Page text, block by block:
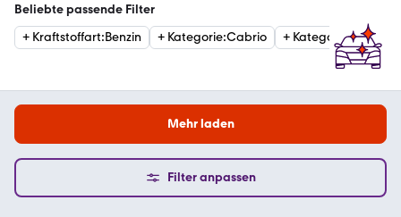
Beliebte passende Filter
+ Kraftstoffart:Benzin + Kategorie:Cabrio + Kategorie:
Mehr laden
Filter anpassen